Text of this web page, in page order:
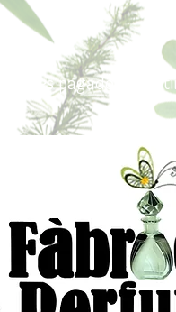
Portes pagados a